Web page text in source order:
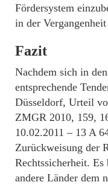
Fördersystem
in der
Fazit
Nachdem sich in
entsprechende
Düsseldorf, Urteil
ZMGR 2010, 159,
10.02.2011 – 13 A
Zurückweisung der
Rechtssicherheit.
andere Länder dem